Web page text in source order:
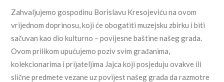
Zahvaljujemo gospodinu Borislavu Kresojeviću na ovom
vrijednom doprinosu, koji će obogatiti muzejsku zbirku i biti
sačuvan kao dio kulturno – povijesne baštine našeg grada.
Ovom prilikom upućujemo poziv svim građanima,
kolekcionarima i prijateljima Jajca koji posjeduju ovakve ili
slične predmete vezane uz povijest našeg grada da razmotre